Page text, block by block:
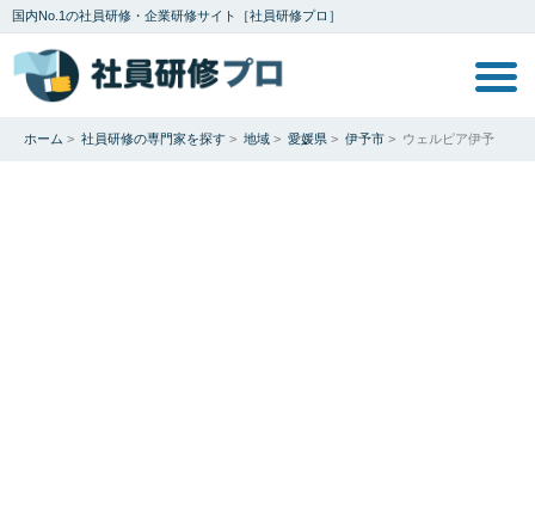
国内No.1の社員研修・企業研修サイト［社員研修プロ］
ホーム > 社員研修の専門家を探す > 地域 > 愛媛県 > 伊予市 > ウェルピア伊予